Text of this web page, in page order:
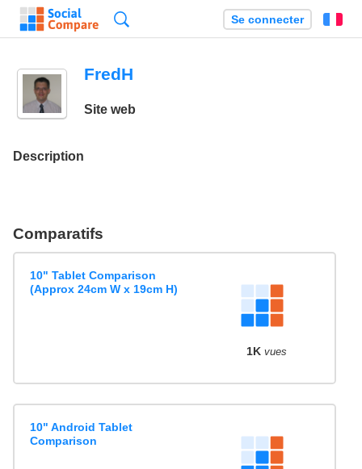
Se connecter
FredH
Site web
Description
Comparatifs
10" Tablet Comparison
(Approx 24cm W x 19cm H)
1K vues
10" Android Tablet
Comparison